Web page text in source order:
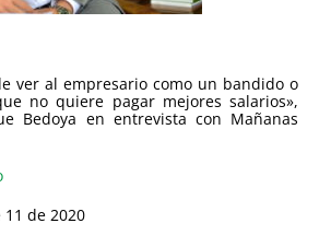
ver al empresario como un bandido o
no quiere pagar mejores salarios»,
Bedoya en entrevista con Mañanas
11 de 2020